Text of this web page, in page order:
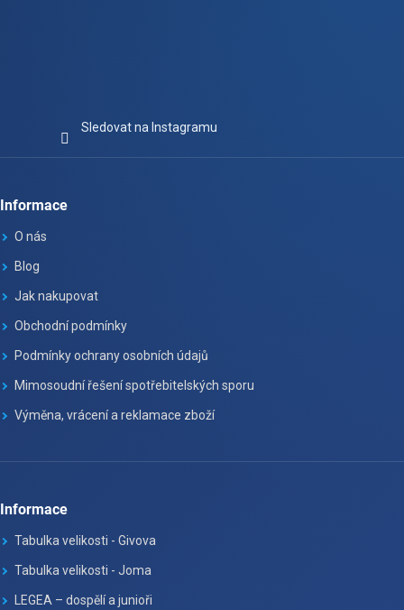
Sledovat na Instagramu
Informace
O nás
Blog
Jak nakupovat
Obchodní podmínky
Podmínky ochrany osobních údajů
Mimosoudní řešení spotřebitelských sporu
Výměna, vrácení a reklamace zboží
Informace
Tabulka velikosti - Givova
Tabulka velikosti - Joma
LEGEA – dospělí a junioři